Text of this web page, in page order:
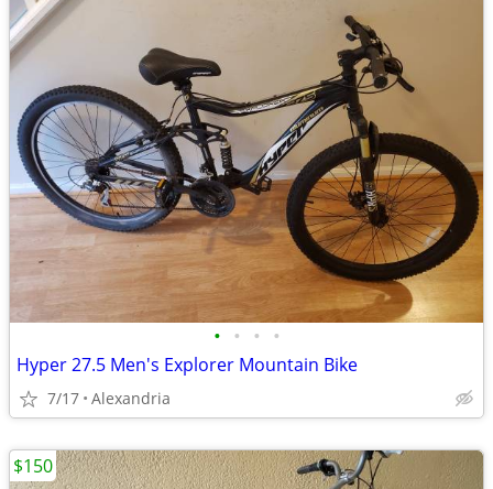
• • • •
Hyper 27.5 Men's Explorer Mountain Bike
7/17 Alexandria
$150